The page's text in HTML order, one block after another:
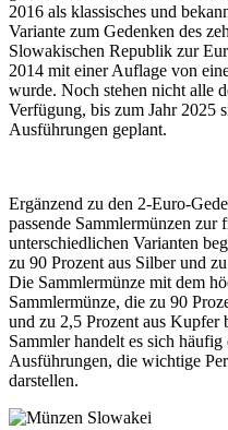
2016 als klassisches und
Variante zum Gedenken des
Slowakischen Republik zur
2014 mit einer Auflage von
wurde. Noch stehen nicht alle
Verfügung, bis zum Jahr 2025
Ausführungen geplant.
Ergänzend zu den 2-Euro-
passende Sammlermünzen
unterschiedlichen Varianten
zu 90 Prozent aus Silber und
Die Sammlermünze mit dem
Sammlermünze, die zu 90
und zu 2,5 Prozent aus Kupfer
Sammler handelt es sich
Ausführungen, die wichtige
darstellen.